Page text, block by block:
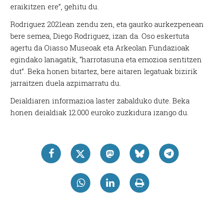
eraikitzen ere”, gehitu du.
Rodriguez 2021ean zendu zen, eta gaurko aurkezpenean
bere semea, Diego Rodriguez, izan da. Oso eskertuta
agertu da Oiasso Museoak eta Arkeolan Fundazioak
egindako lanagatik, “harrotasuna eta emozioa sentitzen
dut”. Beka honen bitartez, bere aitaren legatuak bizirik
jarraitzen duela azpimarratu du.
Deialdiaren informazioa laster zabalduko dute. Beka
honen deialdiak 12.000 euroko zuzkidura izango du.